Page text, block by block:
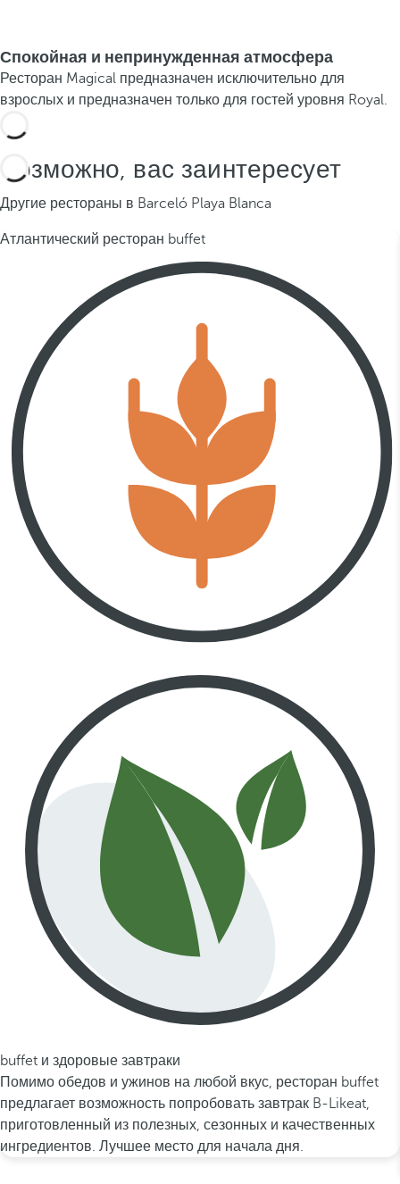
Спокойная и непринужденная атмосфера
Ресторан Magical предназначен исключительно для
взрослых и предназначен только для гостей уровня Royal.
Возможно, вас заинтересует
Другие рестораны в Barceló Playa Blanca
Атлантический ресторан buffet
buffet и здоровые завтраки
Помимо обедов и ужинов на любой вкус, ресторан buffet
предлагает возможность попробовать завтрак B-Likeat,
приготовленный из полезных, сезонных и качественных
ингредиентов. Лучшее место для начала дня.